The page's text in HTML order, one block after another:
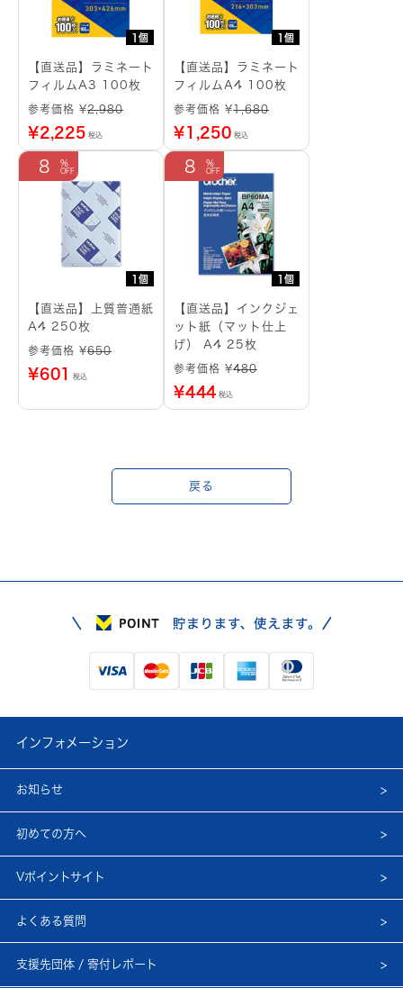
1個
【直送品】ラミネート
フィルムA3 100枚
参考価格 ¥2,980
¥2,225 税込
1個
【直送品】ラミネート
フィルムA4 100枚
参考価格 ¥1,680
¥1,250 税込
1個
8
【直送品】上質普通紙
A4 250枚
参考価格 ¥650
¥601 税込
1個
8
【直送品】インクジェ
ット紙（マット仕上
げ） A4 25枚
参考価格 ¥480
¥444 税込
戻る
インフォメーション
お知らせ
初めての方へ
Vポイントサイト
よくある質問
支援先団体 / 寄付レポート